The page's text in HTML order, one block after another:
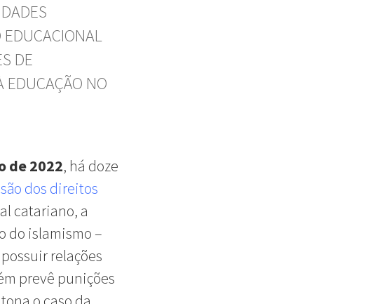
DE
EDUCAÇÃO NO
de 2022, há doze
dos direitos
catariano, a
do islamismo –
relações
prevê punições